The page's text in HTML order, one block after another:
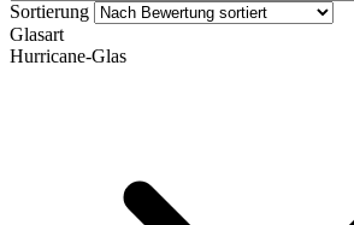
Sortierung
Glasart
Hurricane-Glas